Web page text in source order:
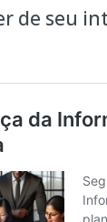
de seu